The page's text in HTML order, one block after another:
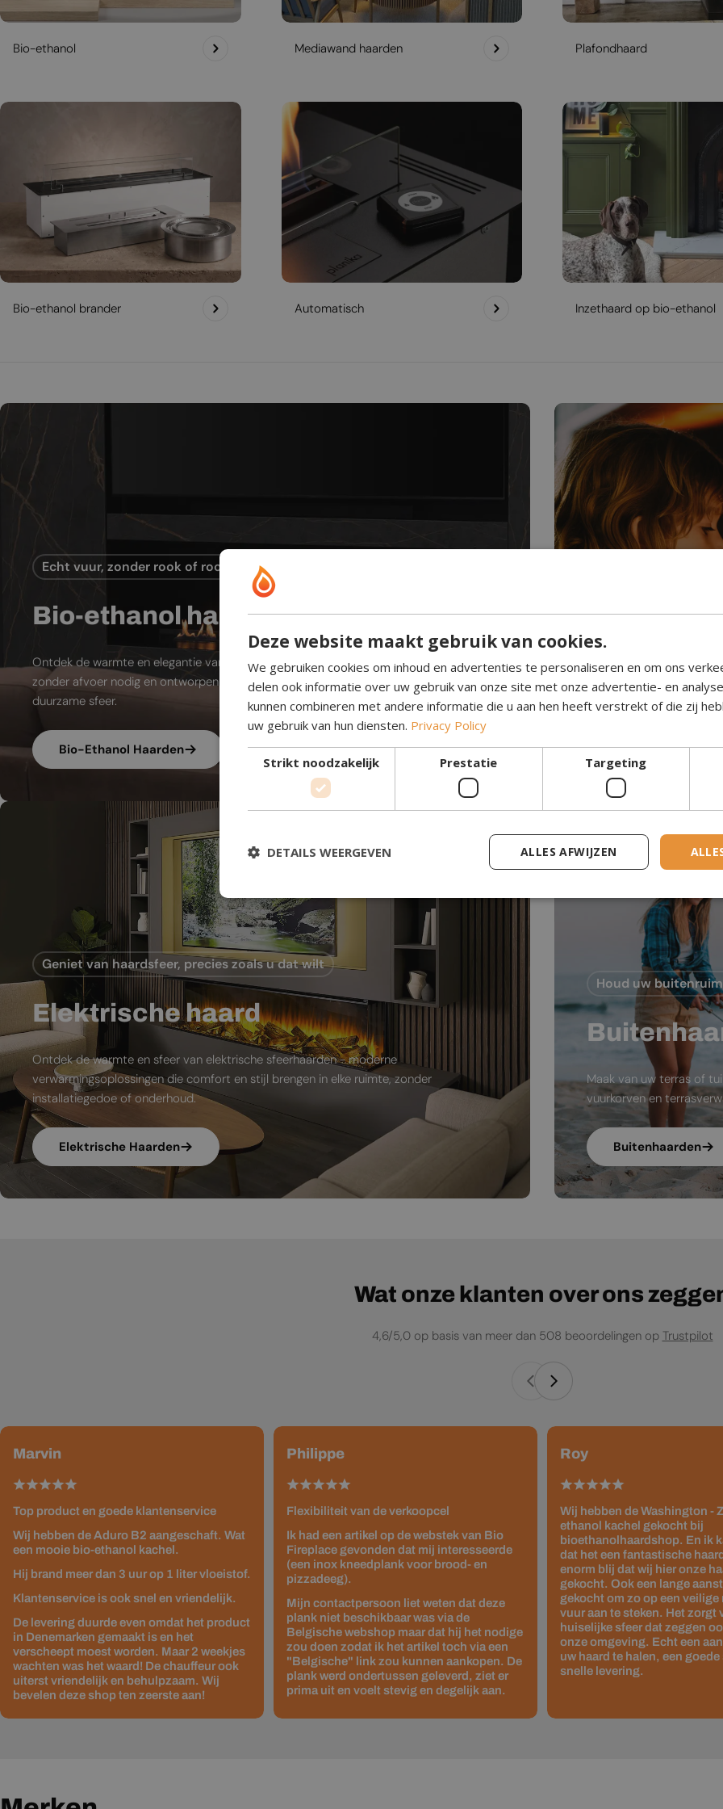
Bio-ethanol Mediawand haarden Plafondhaard
Bio-ethanol brander Automatisch Inzethaard op bio-ethanol
Echt vuur, zonder rook of rookkanaal
Bio-ethanol haard
Ontdek de warmte en elegantie van bio-ethanol sfeerhaarden. Schoon brandend,
zonder afvoer nodig en ontworpen voor moderne leefruimtes. Geef elke kamer een
duurzame sfeer.
Bio-Ethanol Haarden
Waterdamp haarden
Perfect voor elke
eenvoudig in gebruik.
Waterdamp
Geniet van haardsfeer, precies zoals u dat wilt
Elektrische haard
Ontdek de warmte en sfeer van elektrische sfeerhaarden - moderne
verwarmingsoplossingen die comfort en stijl brengen in elke ruimte, zonder
installatiegedoe of onderhoud.
Elektrische Haarden
Houd uw
Maak van uw terras of
vuurkorven en
Buitenhaarden
Wat onze klanten over ons
4,6/5,0 op basis van meer dan 508 beoordelingen op Trustpilot
Marvin
Top product en goede klantenservice
Wij hebben de Aduro B2 aangeschaft. Wat
een mooie bio-ethanol kachel.
Hij brand meer dan 3 uur op 1 liter vloeistof.
Klantenservice is ook snel en vriendelijk.
De levering duurde even omdat het product
in Denemarken gemaakt is en het
verscheept moest worden. Maar 2 weekjes
wachten was het waard! De chauffeur ook
uiterst vriendelijk en behulpzaam. Wij
bevelen deze shop ten zeerste aan!
Philippe
Flexibiliteit van de verkoopcel
Ik had een artikel op de webstek van Bio
Fireplace gevonden dat mij interesseerde
(een inox kneedplank voor brood- en
pizzadeeg).
Mijn contactpersoon liet weten dat deze
plank niet beschikbaar was via de
Belgische webshop maar dat hij het nodige
zou doen zodat ik het artikel toch via een
"Belgische" link zou kunnen aankopen. De
plank werd ondertussen geleverd, ziet er
prima uit en voelt stevig en degelijk aan.
Roy
Wij hebben de Washington -
ethanol kachel gekocht bij
bioethanolhaardshop. En ik
dat het een fantastische
enorm blij dat wij hier onze
gekocht. Ook een lange
gekocht om zo op een veilige
vuur aan te steken. Het zorgt
huiselijke sfeer dat zeggen
onze omgeving. Echt een
uw haard te halen, een goede
snelle levering.
Deze website maakt gebruik van cookies.
We gebruiken cookies om inhoud en advertenties te personaliseren en om ons
delen ook informatie over uw gebruik van onze site met onze advertentie- en
kunnen combineren met andere informatie die u aan hen heeft verstrekt of die zij
uw gebruik van hun diensten. Privacy Policy
Strikt noodzakelijk Prestatie Targeting
ALLES AFWIJZEN
DETAILS WEERGEVEN